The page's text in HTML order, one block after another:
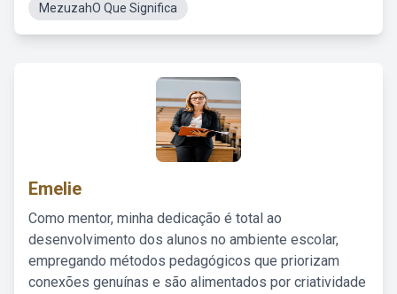
MezuzahO Que Significa
Emelie
Como mentor, minha dedicação é total ao
desenvolvimento dos alunos no ambiente escolar,
empregando métodos pedagógicos que priorizam
conexões genuínas e são alimentados por criatividade